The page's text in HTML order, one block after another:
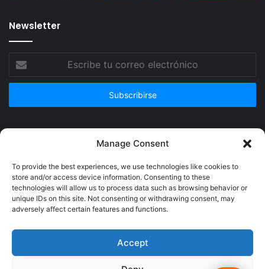
Manage Consent
To provide the best experiences, we use technologies like cookies to
store and/or access device information. Consenting to these
technologies will allow us to process data such as browsing behavior or
unique IDs on this site. Not consenting or withdrawing consent, may
adversely affect certain features and functions.
Accept
Newsletter
correo